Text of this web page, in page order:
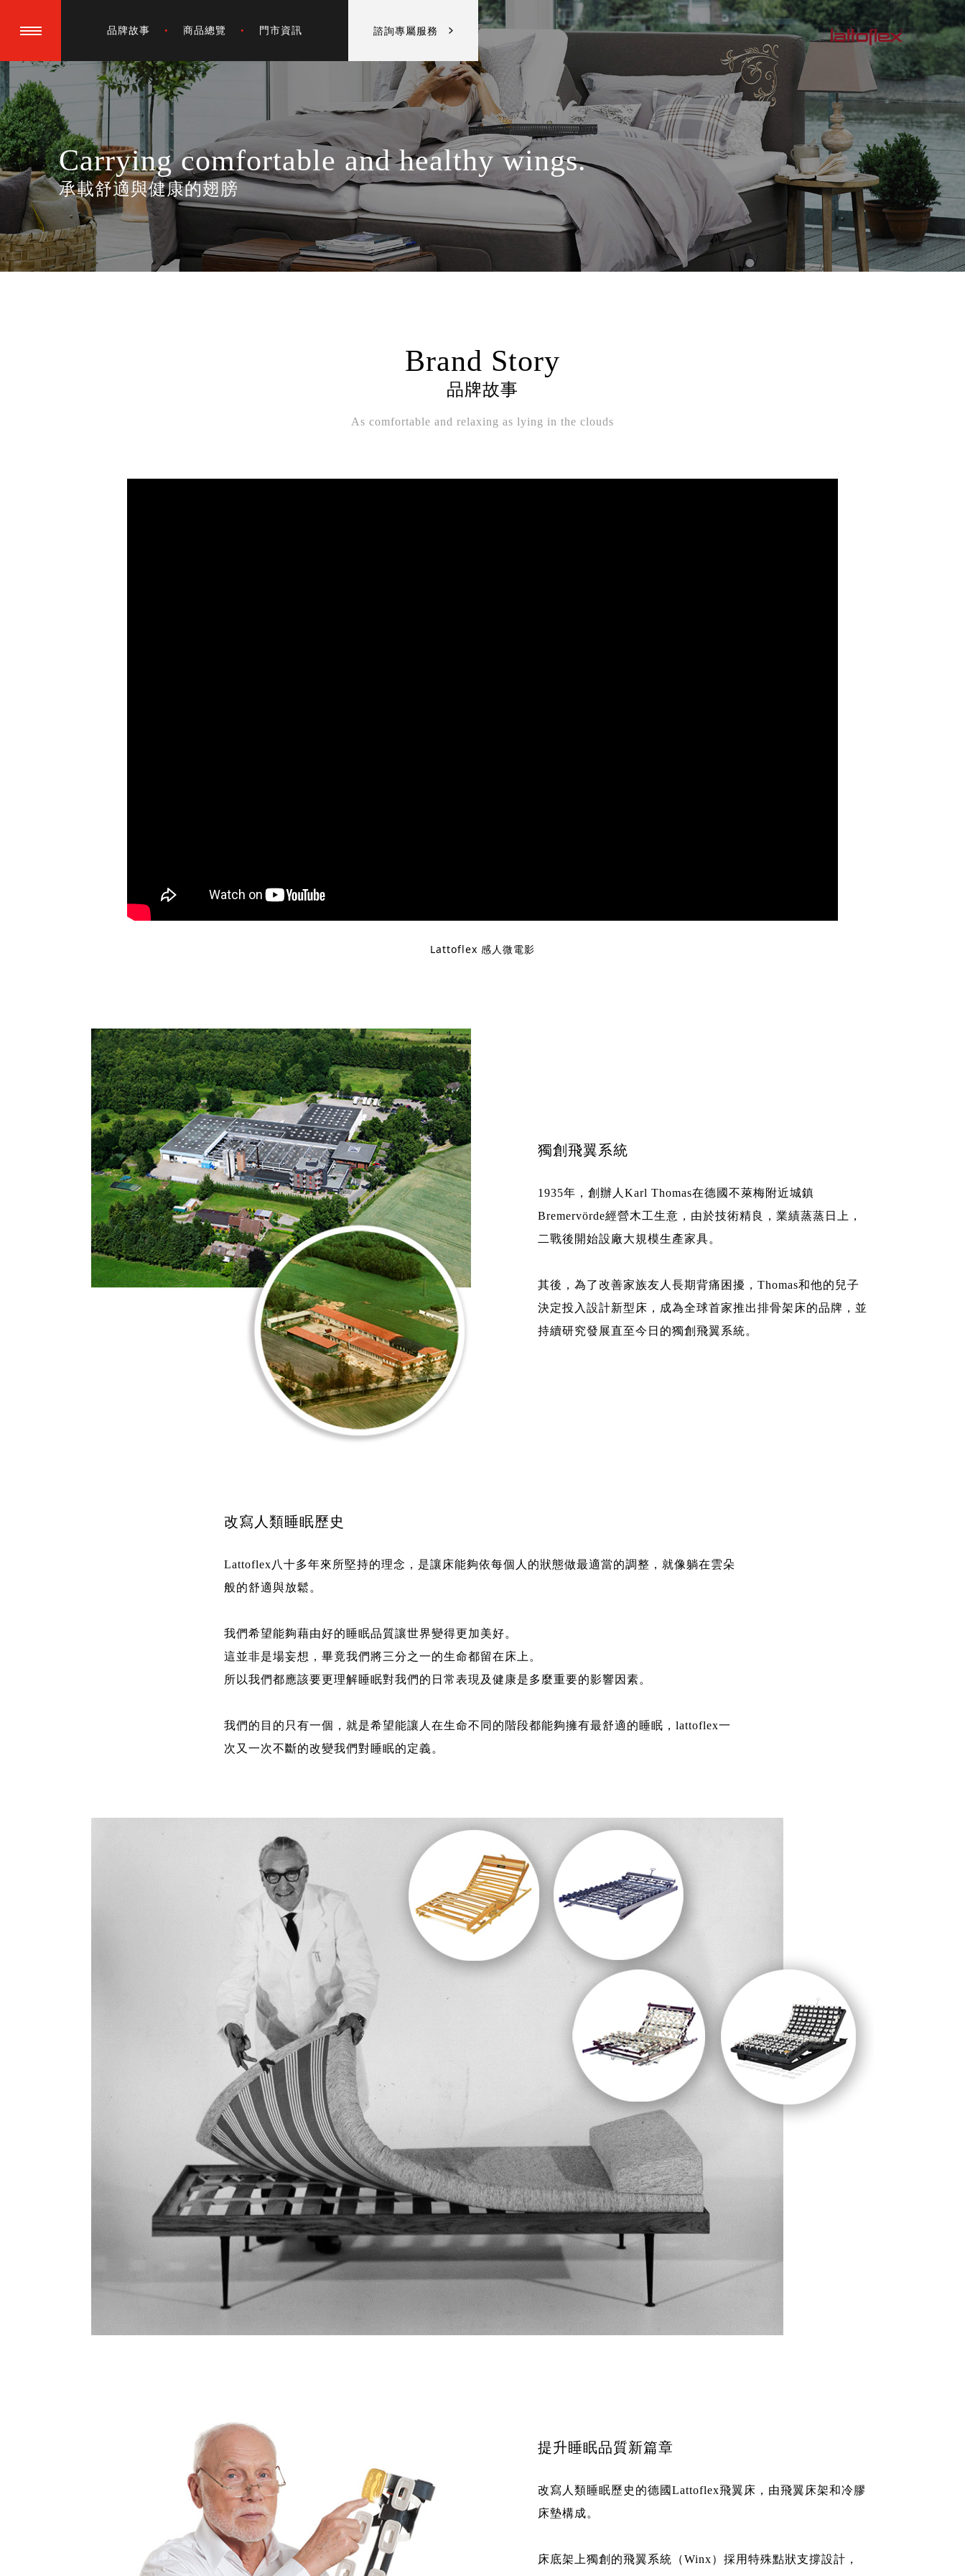
品牌故事 商品總覽 門市資訊 諮詢專屬服務
Carrying comfortable and healthy wings.
承載舒適與健康的翅膀
Brand Story
品牌故事
As comfortable and relaxing as lying in the clouds
Lattoflex 感人微電影
獨創飛翼系統
1935年，創辦人Karl Thomas在德國不萊梅附近城鎮
Bremervörde經營木工生意，由於技術精良，業績蒸蒸日上，
二戰後開始設廠大規模生產家具。
其後，為了改善家族友人長期背痛困擾，Thomas和他的兒子
決定投入設計新型床，成為全球首家推出排骨架床的品牌，並
持續研究發展直至今日的獨創飛翼系統。
改寫人類睡眠歷史
Lattoflex八十多年來所堅持的理念，是讓床能夠依每個人的狀態做最適當的調整，就像躺在雲朵
般的舒適與放鬆。
我們希望能夠藉由好的睡眠品質讓世界變得更加美好。
這並非是場妄想，畢竟我們將三分之一的生命都留在床上。
所以我們都應該要更理解睡眠對我們的日常表現及健康是多麼重要的影響因素。
我們的目的只有一個，就是希望能讓人在生命不同的階段都能夠擁有最舒適的睡眠，lattoflex一
次又一次不斷的改變我們對睡眠的定義。
提升睡眠品質新篇章
改寫人類睡眠歷史的德國Lattoflex飛翼床，由飛翼床架和冷膠
床墊構成。
床底架上獨創的飛翼系統（Winx）採用特殊點狀支撐設計，